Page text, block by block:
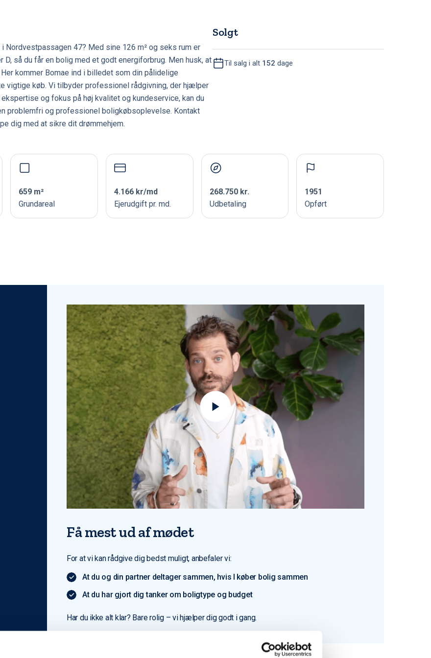
Nordvestpassagen 47? Med sine 126 m² og seks rum er
så du får en bolig med et godt energiforbrug. Men husk, at
kommer Bomae ind i billedet som din pålidelige
vigtige køb. Vi tilbyder professionel rådgivning, der hjælper
og fokus på høj kvalitet og kundeservice, kan du
problemfri og professionel boligkøbsoplevelse. Kontakt
dig med at sikre dit drømmehjem.
Solgt
Til salg i alt 152 dage
659 m²
Grundareal
4.166 kr/md
Ejerudgift pr. md.
268.750 kr.
Udbetaling
1951
Opført
Få mest ud af mødet
For at vi kan rådgive dig bedst muligt, anbefaler vi:
At du og din partner deltager sammen, hvis I køber bolig sammen
At du har gjort dig tanker om boligtype og budget
Har du ikke alt klar? Bare rolig – vi hjælper dig godt i gang.